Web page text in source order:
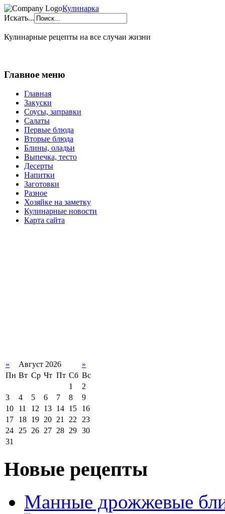
Кулинарка
Искать...
Кулинарные рецепты на все случаи жизни
Главное меню
Главная
Закуски
Соусы, заправки
Салаты
Первые блюда
Вторые блюда
Блины, оладьи
Выпечка, тесто
Десерты
Напитки
Заготовки
Разное
Хозяйке на заметку
Кулинарные новости
Карта сайта
« Август 2026
»
Пн Вт Ср Чт Пт Сб Вс
1
2
3
4 5 6 7 8
9
10
11 12 13 14 15
16
17
18 19 20 21 22 23
24 25 26 27 28 29 30
31
Новые рецепты
Манные дрожжевые